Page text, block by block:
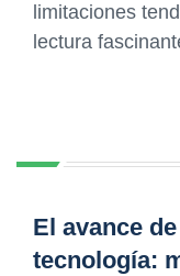
limitaciones
lectura
El avance
tecnología: